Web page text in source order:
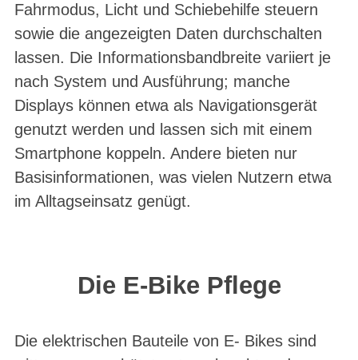
Fahrmodus, Licht und Schiebehilfe steuern
sowie die angezeigten Daten durchschalten
lassen. Die Informationsbandbreite variiert je
nach System und Ausführung; manche
Displays können etwa als Navigationsgerät
genutzt werden und lassen sich mit einem
Smartphone koppeln. Andere bieten nur
Basisinformationen, was vielen Nutzern etwa
im Alltagseinsatz genügt.
Die E-Bike Pflege
Die elektrischen Bauteile von E- Bikes sind